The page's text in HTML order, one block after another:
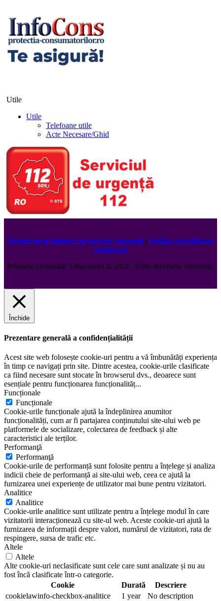
Utile
Utile
Telefoane utile
Acte Necesare/Ghid
Prelucrarea datelor cu caracter personal | Politica de utilizare
cookie-uri
Primăria Sectorului 5 București ©️2021. Toate drepturile rezervate.
Închide
Prezentare generală a confidențialității
Acest site web folosește cookie-uri pentru a vă îmbunătăți experiența
în timp ce navigați prin site. Dintre acestea, cookie-urile clasificate
ca fiind necesare sunt stocate în browserul dvs., deoarece sunt
esențiale pentru funcționarea funcționalităț...
Funcționale
Funcționale
Cookie-urile funcționale ajută la îndeplinirea anumitor
funcționalități, cum ar fi partajarea conținutului site-ului web pe
platformele de socializare, colectarea de feedback și alte
caracteristici ale terților.
Performanţă
Performanţă
Cookie-urile de performanță sunt folosite pentru a înțelege și analiza
indicii cheie de performanță ai site-ului web, ceea ce ajută la
furnizarea unei experiențe de utilizator mai bune pentru vizitatori.
Analitice
Analitice
Cookie-urile analitice sunt utilizate pentru a înțelege modul în care
vizitatorii interacționează cu site-ul web. Aceste cookie-uri ajută la
furnizarea de informații despre valori, numărul de vizitatori, rata de
respingere, sursa de trafic etc.
Altele
Altele
Alte cookie-uri neclasificate sunt cele care sunt analizate și nu au
fost încă clasificate într-o categorie.
Cookie
Durată
Descriere
cookielawinfo-checkbox-analitice
1 year
No description